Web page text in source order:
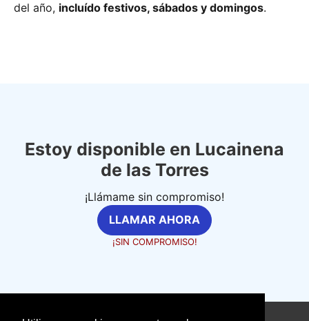
del año, incluído festivos, sábados y domingos.
Estoy disponible en Lucainena
de las Torres
¡Llámame sin compromiso!
LLAMAR AHORA
¡SIN COMPROMISO!